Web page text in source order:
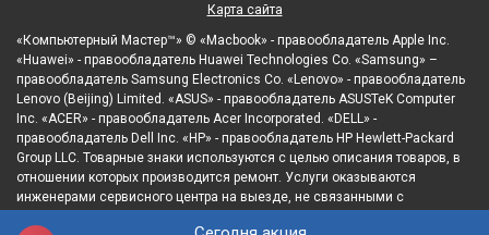
«Компьютерный Мастер™» © «Macbook» - правообладатель Apple Inc.
«Huawei» - правообладатель Huawei Technologies Co. «Samsung» –
правообладатель Samsung Electronics Co. «Lenovo» - правообладатель
Lenovo (Beijing) Limited. «ASUS» - правообладатель ASUSTeK Computer
Inc. «ACER» - правообладатель Acer Incorporated. «DELL» -
правообладатель Dell Inc. «HP» - правообладатель HP Hewlett-Packard
Group LLC. Товарные знаки используются с целью описания товаров, в
отношении которых производится ремонт. Услуги оказываются
инженерами сервисного центра на выезде, не связанными с
Карта сайта